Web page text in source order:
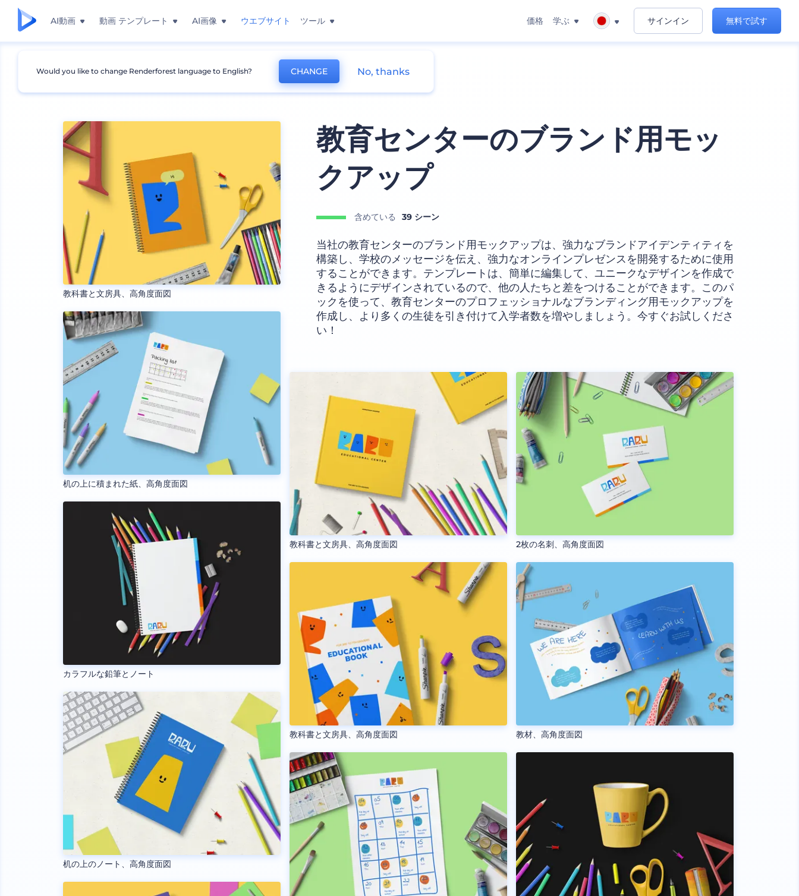
AI動画 動画 テンプレート AI画像 ウエブサイト ツール 価格 学ぶ サインイン 無料で試す
モックアップ ブランディング その他のブランディング モックアップ
教科書と文房具、高角度面図
机の上に積まれた紙、高角度面図
カラフルな鉛筆とノート
机の上のノート、高角度面図
教育センターのブランド用モッ
クアップ
含めている 39 シーン
当社の教育センターのブランド用モックアップは、強力なブランドアイデンティティを
構築し、学校のメッセージを伝え、強力なオンラインプレゼンスを開発するために使用
することができます。テンプレートは、簡単に編集して、ユニークなデザインを作成で
きるようにデザインされているので、他の人たちと差をつけることができます。このパ
ックを使って、教育センターのプロフェッショナルなブランディング用モックアップを
作成し、より多くの生徒を引き付けて入学者数を増やしましょう。今すぐお試しくださ
い！
教科書と文房具、高角度面図
教科書と文房具、高角度面図
2枚の名刺、高角度面図
教材、高角度面図
Would you like to change Renderforest language to English? CHANGE No, thanks